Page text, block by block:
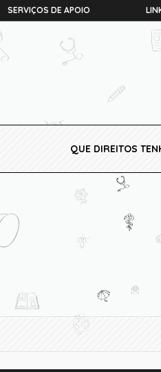
SERVIÇOS DE APOIO
QUE DIREITOS